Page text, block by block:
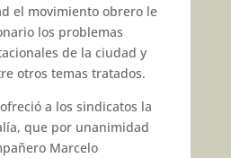
el movimiento obrero le
los problemas
de la ciudad y
otros temas tratados.
a los sindicatos la
que por unanimidad
Marcelo